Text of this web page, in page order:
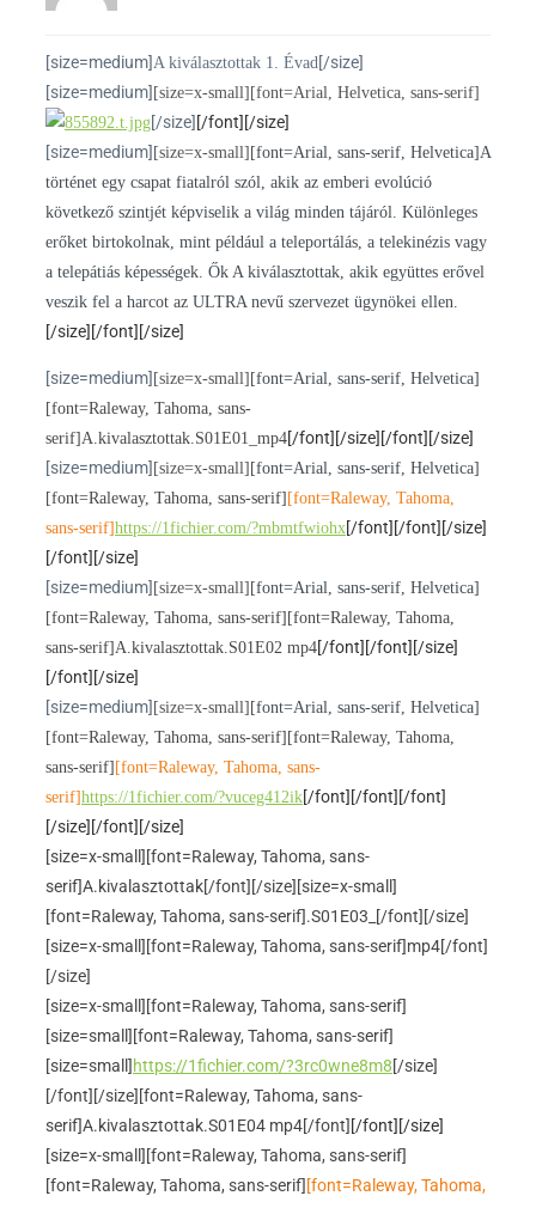
[size=medium]A kiválasztottak 1. Évad[/size]
[size=medium] [size=x-small][font=Arial, Helvetica, sans-serif]
[/size] [/font][/size]
[size=medium] [size=x-small] [font=Arial, sans-serif, Helvetica]A
történet egy csapat fiatalról szól, akik az emberi evolúció
következő szintjét képviselik a világ minden tájáról. Különleges
erőket birtokolnak, mint például a teleportálás, a telekinézis vagy
a telepátiás képességek. Ők A kiválasztottak, akik együttes erővel
veszik fel a harcot az ULTRA nevű szervezet ügynökei ellen.
[/size][/font][/size]
[size=medium] [size=x-small] [font=Arial, sans-serif, Helvetica]
[font=Raleway, Tahoma, sans-
serif]A.kivalasztottak.S01E01_mp4[/font][/size][/font][/size]
[size=medium] [size=x-small] [font=Arial, sans-serif, Helvetica]
[font=Raleway, Tahoma, sans-serif] [font=Raleway, Tahoma,
sans-serif]https://1fichier.com/?mbmtfwiohx[/font][/font][/size]
[/font][/size]
[size=medium] [size=x-small] [font=Arial, sans-serif, Helvetica]
[font=Raleway, Tahoma, sans-serif] [font=Raleway, Tahoma,
sans-serif]A.kivalasztottak.S01E02 mp4[/font][/font][/size]
[/font][/size]
[size=medium] [size=x-small] [font=Arial, sans-serif, Helvetica]
[font=Raleway, Tahoma, sans-serif] [font=Raleway, Tahoma,
sans-serif] [font=Raleway, Tahoma, sans-
serif]https://1fichier.com/?vuceg412ik[/font][/font][/font]
[/size][/font][/size]
[size=x-small][font=Raleway, Tahoma, sans-
serif]A.kivalasztottak[/font][/size] [size=x-small]
[font=Raleway, Tahoma, sans-serif].S01E03_[/font][/size]
[size=x-small][font=Raleway, Tahoma, sans-serif]mp4[/font]
[/size]
[size=x-small][font=Raleway, Tahoma, sans-serif]
[size=small][font=Raleway, Tahoma, sans-serif]
[size=small] https://1fichier.com/?3rc0wne8m8[/size]
[/font][/size] [font=Raleway, Tahoma, sans-
serif]A.kivalasztottak.S01E04 mp4[/font] [/font][/size]
[size=x-small][font=Raleway, Tahoma, sans-serif]
[font=Raleway, Tahoma, sans-serif] [font=Raleway, Tahoma,